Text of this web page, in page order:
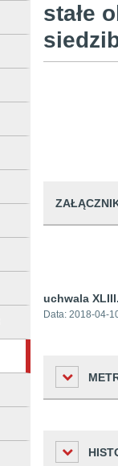
stałe
uchwala
Data: 2018-04-
Liczba